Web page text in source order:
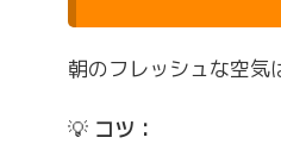
朝のフレッシュな空気
💡 コツ：